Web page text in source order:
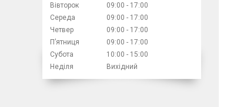
Вівторок
09:00
17:00
Середа
09:00
17:00
Четвер
09:00
17:00
Пʼятниця
09:00
17:00
Субота
10:00
15:00
Неділя
Вихідний